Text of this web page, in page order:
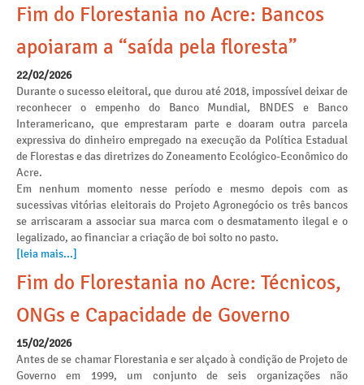
Fim do Florestania no Acre: Bancos
apoiaram a “saída pela floresta”
22/02/2026
Durante o sucesso eleitoral, que durou até 2018, impossível deixar de
reconhecer o empenho do Banco Mundial, BNDES e Banco
Interamericano, que emprestaram parte e doaram outra parcela
expressiva do dinheiro empregado na execução da Política Estadual
de Florestas e das diretrizes do Zoneamento Ecológico-Econômico do
Acre.
Em nenhum momento nesse período e mesmo depois com as
sucessivas vitórias eleitorais do Projeto Agronegócio os três bancos
se arriscaram a associar sua marca com o desmatamento ilegal e o
legalizado, ao financiar a criação de boi solto no pasto.
[leia mais...]
Fim do Florestania no Acre: Técnicos,
ONGs e Capacidade de Governo
15/02/2026
Antes de se chamar Florestania e ser alçado à condição de Projeto de
Governo em 1999, um conjunto de seis organizações não